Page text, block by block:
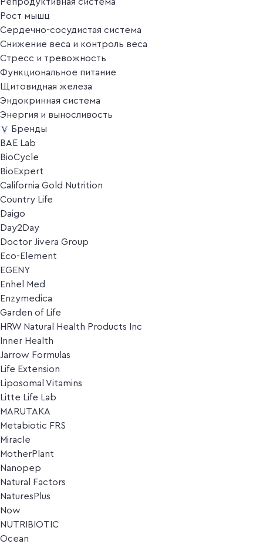
Рост мышц
Сердечно-сосудистая система
Снижение веса и контроль веса
Стресс и тревожность
Функциональное питание
Щитовидная железа
Эндокринная система
Энергия и выносливость
Бренды
BAE Lab
BioCycle
BioExpert
California Gold Nutrition
Country Life
Daigo
Day2Day
Doctor Jivera Group
Eco-Element
EGENY
Enhel Med
Enzymedica
Garden of Life
HRW Natural Health Products Inc
Inner Health
Jarrow Formulas
Life Extension
Liposomal Vitamins
Litte Life Lab
MARUTAKA
Metabiotic FRS
Miracle
MotherPlant
Nanopep
Natural Factors
NaturesPlus
Now
NUTRIBIOTIC
Ocean